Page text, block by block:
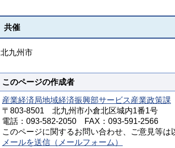
共催
北九州市
このページの作成者
産業経済局地域経済振興部サービス産業政策課
〒803-8501 北九州市小倉北区城内1番1号
電話：093-582-2050 FAX：093-591-2566
このページに関するお問い合わせ、ご意見等は
メールを送信（メールフォーム）